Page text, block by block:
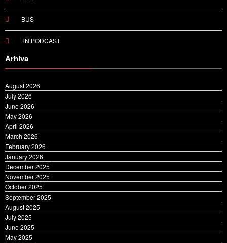
VAN
BUS
Arhiva
August 2026
July 2026
June 2026
May 2026
April 2026
March 2026
February 2026
January 2026
December 2025
November 2025
October 2025
September 2025
August 2025
July 2025
June 2025